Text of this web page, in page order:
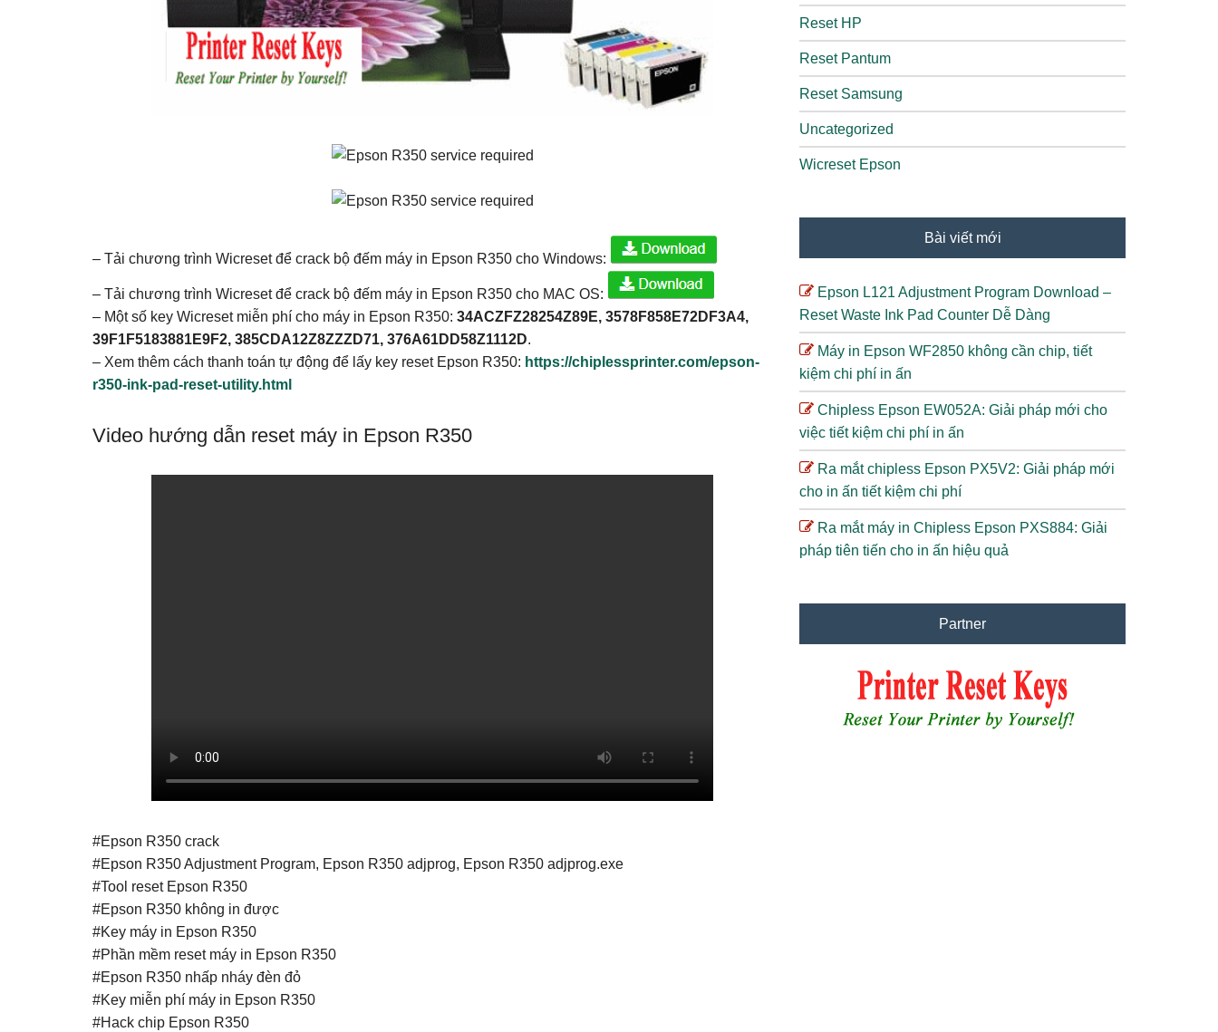
– Tải chương trình Wicreset để crack bộ đếm máy in Epson R350 cho Windows:
– Tải chương trình Wicreset để crack bộ đếm máy in Epson R350 cho MAC OS:
– Một số key Wicreset miễn phí cho máy in Epson R350: 34ACZFZ28254Z89E, 3578F858E72DF3A4,
39F1F5183881E9F2, 385CDA12Z8ZZZD71, 376A61DD58Z1112D.
– Xem thêm cách thanh toán tự động để lấy key reset Epson R350: https://chiplessprinter.com/epson-
r350-ink-pad-reset-utility.html
Video hướng dẫn reset máy in Epson R350
#Epson R350 crack
#Epson R350 Adjustment Program, Epson R350 adjprog, Epson R350 adjprog.exe
#Tool reset Epson R350
#Epson R350 không in được
#Key máy in Epson R350
#Phần mềm reset máy in Epson R350
#Epson R350 nhấp nháy đèn đỏ
#Key miễn phí máy in Epson R350
#Hack chip Epson R350
Reset HP
Reset Pantum
Reset Samsung
Uncategorized
Wicreset Epson
Bài viết mới
Epson L121 Adjustment Program Download –
Reset Waste Ink Pad Counter Dễ Dàng
Máy in Epson WF2850 không cần chip, tiết
kiệm chi phí in ấn
Chipless Epson EW052A: Giải pháp mới cho
việc tiết kiệm chi phí in ấn
Ra mắt chipless Epson PX5V2: Giải pháp mới
cho in ấn tiết kiệm chi phí
Ra mắt máy in Chipless Epson PXS884: Giải
pháp tiên tiến cho in ấn hiệu quả
Partner